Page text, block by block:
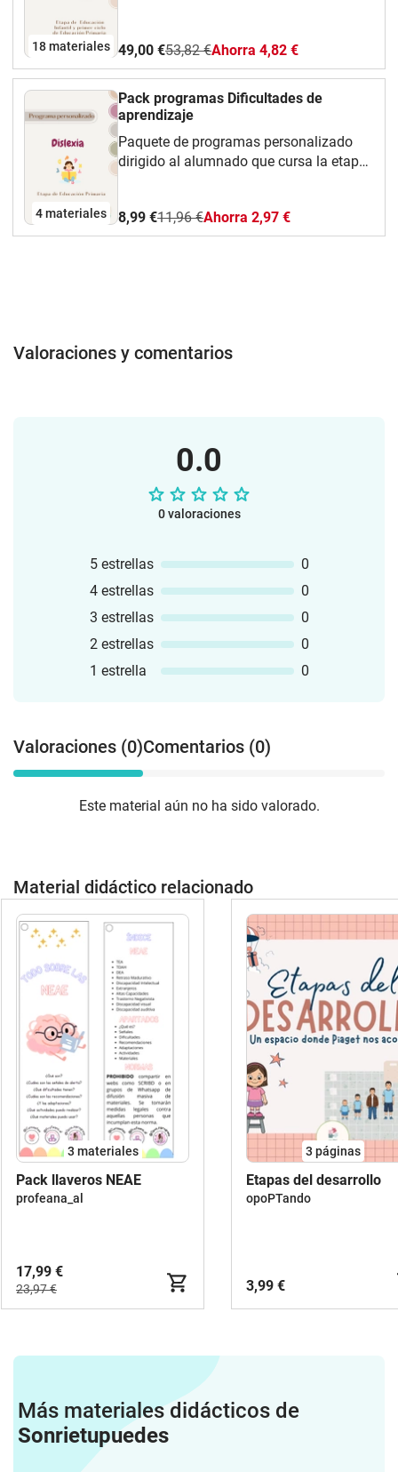
18 materiales
Funciones Ejecutivas (etapas de
Educación Infantil y Primaria)-
Motricidad fina (etapas de Educación
Infantil y Primaria).- Desarrollo de la
competencia matemática (etapas de
Educación Infantil y Primaria).-
Motricidad gruesa.-Iniciación a la
Disortografia- Discalculia- Alumnado
TDAH-Retraso madurativo
49,00 €53,82 €Ahorra 4,82 €
4 materiales
Pack programas Dificultades de
aprendizaje
Paquete de programas personalizado
dirigido al alumnado que cursa la etapa
Disgrafía-Disortografía-Discalculia
8,99 €11,96 €Ahorra 2,97 €
Valoraciones y comentarios
0.0
0 valoraciones
5 estrellas
0
4 estrellas
0
3 estrellas
0
2 estrellas
0
1 estrella
0
Valoraciones (0)Comentarios (0)
Este material aún no ha sido valorado.
Material didáctico relacionado
3 materiales
Pack llaveros NEAE
profeana_al
17,99 €
23,97 €
3 páginas
Etapas del desarrollo
opoPTando
3,99 €
Más materiales didácticos de
Sonrietupuedes